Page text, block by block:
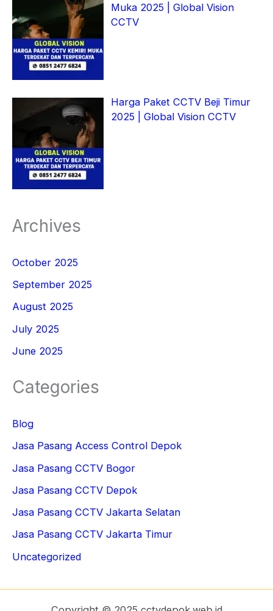
Muka 2025 | Global Vision
CCTV
Harga Paket CCTV Beji Timur
2025 | Global Vision CCTV
Archives
October 2025
September 2025
August 2025
July 2025
June 2025
Categories
Blog
Jasa Pasang Access Control Depok
Jasa Pasang CCTV Bogor
Jasa Pasang CCTV Depok
Jasa Pasang CCTV Jakarta Selatan
Jasa Pasang CCTV Jakarta Timur
Uncategorized